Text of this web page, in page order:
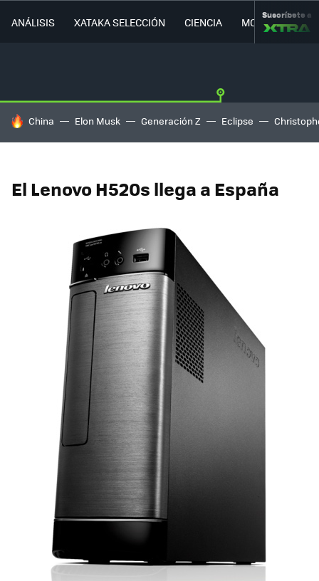
ANÁLISIS XATAKA SELECCIÓN CIENCIA MOVILIDAD
Suscríbete a
HOY SE HABLA DE
China Elon Musk Generación Z Eclipse
El Lenovo H520s llega a España